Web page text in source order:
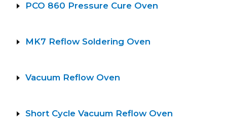
PCO 860 Pressure Cure Oven
MK7 Reflow Soldering Oven
Vacuum Reflow Oven
Short Cycle Vacuum Reflow Oven